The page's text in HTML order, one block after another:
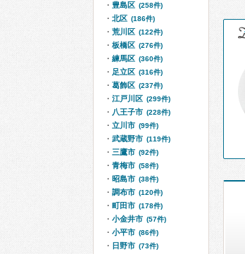
豊島区 (258件)
北区 (186件)
荒川区 (122件)
板橋区 (276件)
練馬区 (360件)
足立区 (316件)
葛飾区 (237件)
江戸川区 (299件)
八王子市 (228件)
立川市 (99件)
武蔵野市 (119件)
三鷹市 (92件)
青梅市 (58件)
昭島市 (38件)
調布市 (120件)
町田市 (178件)
小金井市 (57件)
小平市 (86件)
日野市 (73件)